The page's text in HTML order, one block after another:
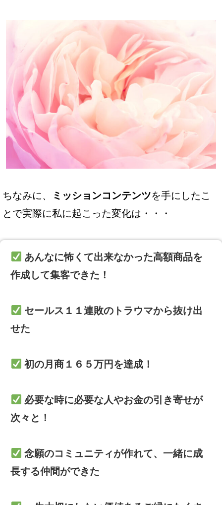
ちなみに、 ミッションコンテンツを手にしたこ
とで実際に私に起こった変化は・・・
あんなに怖くて出来なかった高額商品を
作成して集客できた！
セールス１１連敗のトラウマから抜け出
せた
初の月商１６５万円を達成！
必要な時に必要な人やお金の引き寄せが
次々と！
念願のコミュニティが作れて、一緒に成
長する仲間ができた